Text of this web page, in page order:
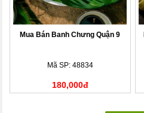
Mua Bán Banh Chưng Quận 9
Mã SP: 48834
180,000đ